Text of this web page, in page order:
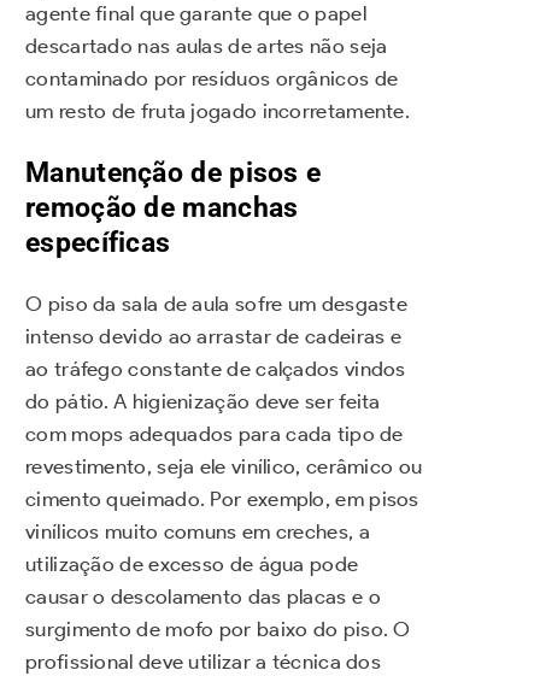
agente final que garante que o papel
descartado nas aulas de artes não seja
contaminado por resíduos orgânicos de
um resto de fruta jogado incorretamente.
Manutenção de pisos e
remoção de manchas
específicas
O piso da sala de aula sofre um desgaste
intenso devido ao arrastar de cadeiras e
ao tráfego constante de calçados vindos
do pátio. A higienização deve ser feita
com mops adequados para cada tipo de
revestimento, seja ele vinílico, cerâmico ou
cimento queimado. Por exemplo, em pisos
vinílicos muito comuns em creches, a
utilização de excesso de água pode
causar o descolamento das placas e o
surgimento de mofo por baixo do piso. O
profissional deve utilizar a técnica dos